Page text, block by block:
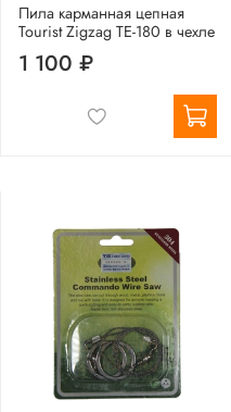
Пила карманная цепная
Tourist Zigzag TE-180 в чехле
1 100 ₽